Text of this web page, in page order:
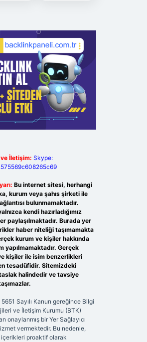
İletişim: Skype:
Bu internet sitesi, herhangi
kurum veya şahıs şirketi ile
bulunmamaktadır.
kendi hazırladığımız
paylaşılmaktadır. Burada yer
haber niteliği taşımamakta
kurum ve kişiler hakkında
yapılmamaktadır. Gerçek
kişiler ile isim benzerlikleri
tesadüfidir. Sitemizdeki
halindedir ve tavsiye
Sayılı Kanun gereğince Bilgi
ve İletişim Kurumu (BTK)
onaylanmış bir Yer Sağlayıcı
vermektedir. Bu nedenle,
proaktif olarak